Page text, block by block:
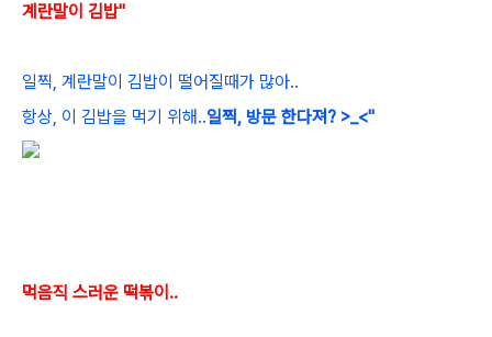
계란말이 김밥"
일찍, 계란말이 김밥이 떨어질때가 많아..
항상, 이 김밥을 먹기 위해..일찍, 방문 한다져? >_<"
먹음직 스러운 떡볶이..